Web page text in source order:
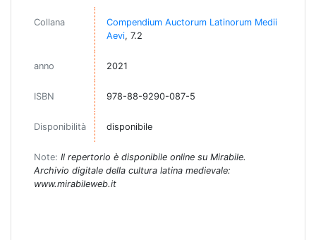
Collana
Compendium Auctorum Latinorum Medii
Aevi, 7.2
anno 2021
ISBN 978-88-9290-087-5
Disponibilità disponibile
Note: Il repertorio è disponibile online su Mirabile.
Archivio digitale della cultura latina medievale:
www.mirabileweb.it